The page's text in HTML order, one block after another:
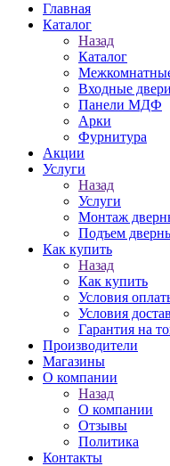
Главная
Каталог
Назад
Каталог
Входные двери
Панели МДФ
Арки
Фурнитура
Акции
Услуги
Назад
Услуги
Монтаж
Подъем
Как купить
Назад
Как купить
Условия
Условия
Гарантия на
Производители
Магазины
О компании
Назад
О компании
Отзывы
Политика
Контакты